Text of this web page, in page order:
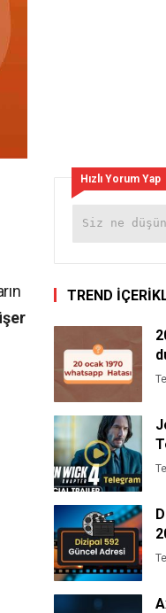
Hızlı Yorum Yap
TREND